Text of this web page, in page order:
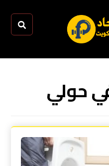
حولي